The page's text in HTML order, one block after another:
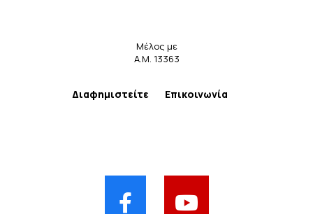
Μέλος με
Α.Μ. 13363
Διαφημιστείτε Επικοινωνία